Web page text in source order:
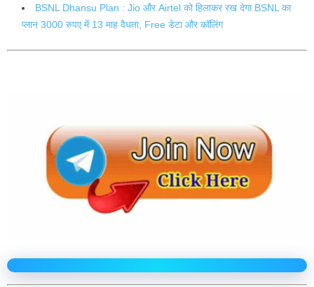
BSNL Dhansu Plan : Jio और Airtel को हिलाकर रख देगा BSNL का
प्लान 3000 रुपए में 13 माह वैधता, Free डेटा और कॉलिंग